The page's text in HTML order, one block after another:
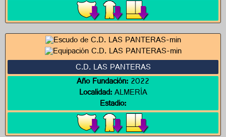
C.D. LAS PANTERAS
Año Fundación:2022
Localidad:ALMERÍA
Estadio: